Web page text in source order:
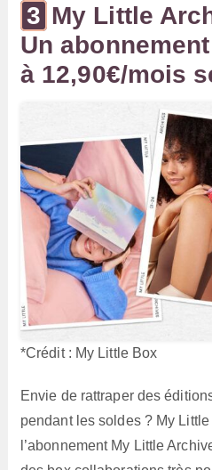
My Little
Un
à 12,90€/mois
*Crédit : My Little Box
Envie de rattraper des
pendant les soldes ? My
l’abonnement My Little